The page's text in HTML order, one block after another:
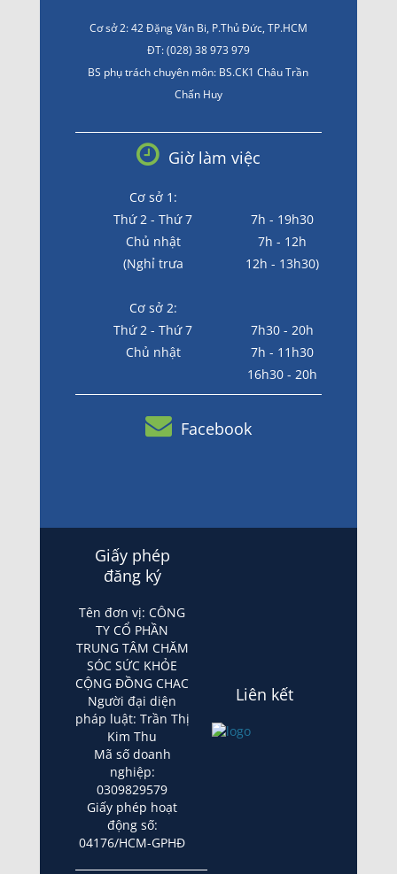
Cơ sở 2: 42 Đặng Văn Bi, P.Thủ Đức, TP.HCM
ĐT: (028) 38 973 979
BS phụ trách chuyên môn: BS.CK1 Châu Trần
Chấn Huy
Giờ làm việc
Cơ sở 1:
Thứ 2 - Thứ 7
7h - 19h30
Chủ nhật
7h - 12h
(Nghỉ trưa
12h - 13h30)
Cơ sở 2:
Thứ 2 - Thứ 7
7h30 - 20h
Chủ nhật
7h - 11h30
16h30 - 20h
Facebook
Giấy phép
đăng ký
Tên đơn vị: CÔNG
TY CỔ PHẦN
TRUNG TÂM CHĂM
SÓC SỨC KHỎE
CỘNG ĐỒNG CHAC
Người đại diện
pháp luật: Trần Thị
Kim Thu
Mã số doanh
nghiệp:
0309829579
Giấy phép hoạt
động số:
04176/HCM-GPHĐ
Liên kết